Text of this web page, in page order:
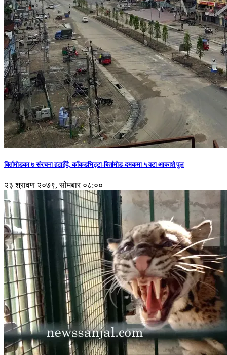
बिर्तामोडका ७ संरचना हटाइँदै, काँकडभिट्टा-बिर्तामोड-दमकमा ५ वटा आकाशे पुल
२३ श्रावण २०७९, सोमबार ०८:००